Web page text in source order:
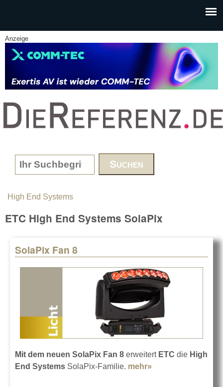
Anzeige
www.DieReferenz.de
Search form
You are here
High End Systems
ETC High End Systems SolaPix
SolaPix Fan 8
Mit dem neuen SolaPix Fan 8 erweitertETC die High
End Systems SolaPix-Familie. mehr»